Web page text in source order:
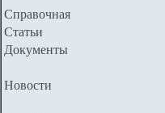
Справочная
Статьи
Документы
Новости